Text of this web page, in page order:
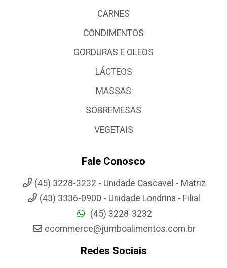
CARNES
CONDIMENTOS
GORDURAS E OLEOS
LÁCTEOS
MASSAS
SOBREMESAS
VEGETAIS
Fale Conosco
(45) 3228-3232 - Unidade Cascavel - Matriz
(43) 3336-0900 - Unidade Londrina - Filial
(45) 3228-3232
ecommerce@jumboalimentos.com.br
Redes Sociais